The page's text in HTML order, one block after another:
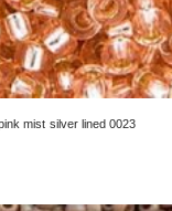
mist silver lined 0023